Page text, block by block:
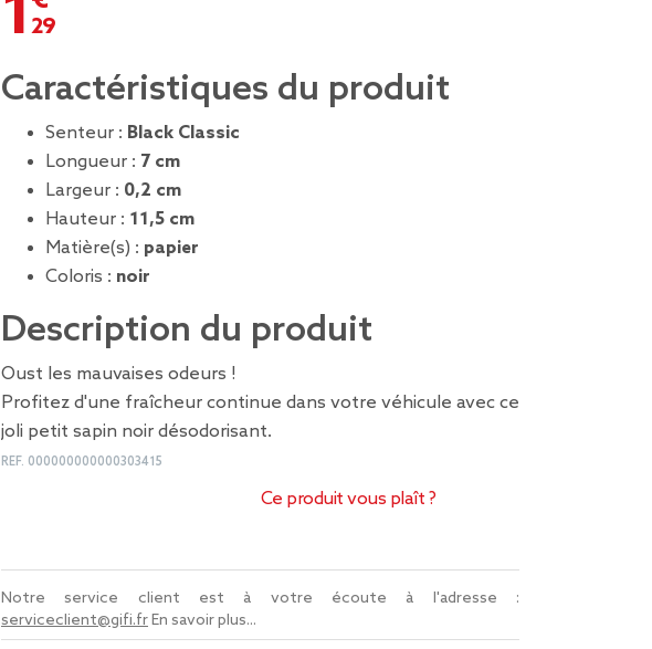
Caractéristiques du produit
Senteur : Black Classic
Longueur : 7 cm
Largeur : 0,2 cm
Hauteur : 11,5 cm
Matière(s) : papier
Coloris : noir
Description du produit
Oust les mauvaises odeurs !
Profitez d'une fraîcheur continue dans votre véhicule avec ce
joli petit sapin noir désodorisant.
REF. 000000000000303415
Ce produit vous plaît ?
Notre service client est à votre écoute à l'adresse :
serviceclient@gifi.frEn savoir plus...